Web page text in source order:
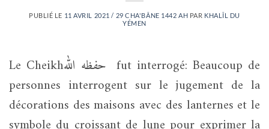
PUBLIÉ LE 11 AVRIL 2021 / 29 CHA'BÂNE 1442 AH PAR KHALÎL DU
YÉMEN
Le Cheikhحفظه الله fut interrogé: Beaucoup de
personnes interrogent sur le jugement de la
décorations des maisons avec des lanternes et le